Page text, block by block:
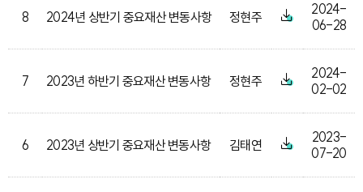
8 2024년 상반기 중요재산 변동사항 정현주
2024-
06-28
7 2023년 하반기 중요재산 변동사항 정현주
2024-
02-02
6 2023년 상반기 중요재산 변동사항 김태연
2023-
07-20